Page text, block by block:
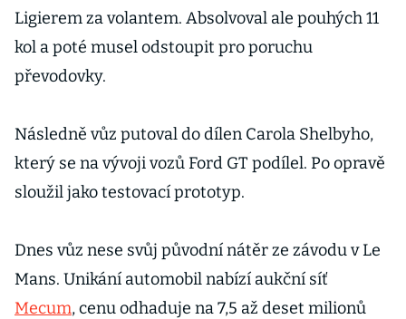
Ligierem za volantem. Absolvoval ale pouhých 11
kol a poté musel odstoupit pro poruchu
převodovky.
Následně vůz putoval do dílen Carola Shelbyho,
který se na vývoji vozů Ford GT podílel. Po opravě
sloužil jako testovací prototyp.
Dnes vůz nese svůj původní nátěr ze závodu v Le
Mans. Unikání automobil nabízí aukční síť
Mecum, cenu odhaduje na 7,5 až deset milionů